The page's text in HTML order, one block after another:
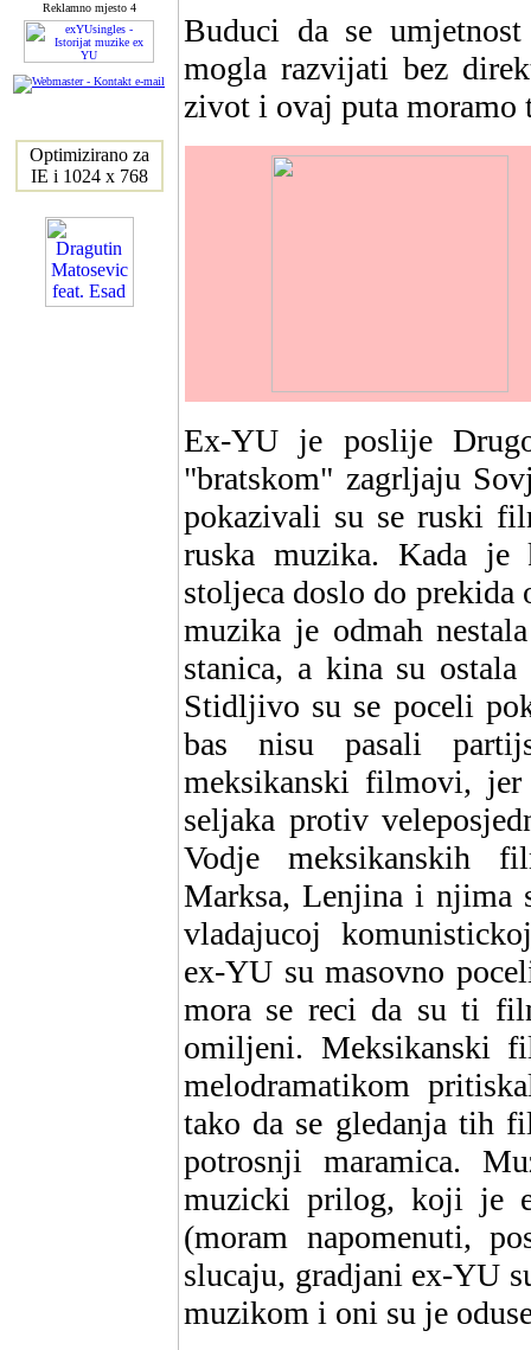
Reklamno mjesto 4
Optimizirano za
IE i 1024 x 768
Buduci da se
mogla razvijati bez
zivot i ovaj puta moramo
Ex-YU je poslije
"bratskom" zagrljaju
pokazivali su se ruski
ruska muzika. Kada je
stoljeca doslo do
muzika je odmah
stanica, a kina su
Stidljivo su se poceli
bas nisu pasali
meksikanski filmovi,
seljaka protiv
Vodje meksikanskih
Marksa, Lenjina i njima
vladajucoj
ex-YU su masovno
mora se reci da su ti
omiljeni. Meksikanski
melodramatikom
tako da se gledanja tih
potrosnji maramica.
muzicki prilog, koji je
(moram napomenuti,
slucaju, gradjani ex-YU
muzikom i oni su je